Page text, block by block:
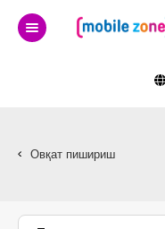
Овқат пишириш